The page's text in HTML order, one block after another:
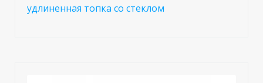
удлиненная топка со стеклом